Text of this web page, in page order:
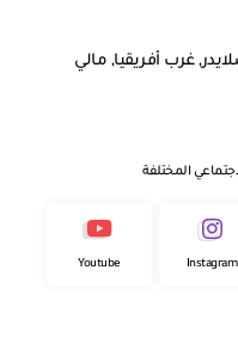
,غرب أفريقيا,مالي
المختلفة
Youtube